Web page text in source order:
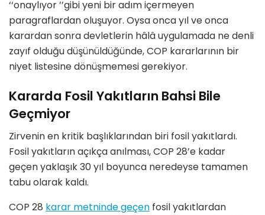
‘‘onaylıyor’’gibi yeni bir adım içermeyen
paragraflardan oluşuyor. Oysa onca yıl ve onca
karardan sonra devletlerin hâlâ uygulamada ne denli
zayıf olduğu düşünüldüğünde, COP kararlarının bir
niyet listesine dönüşmemesi gerekiyor.
Kararda Fosil Yakıtların Bahsi Bile
Geçmiyor
Zirvenin en kritik başlıklarından biri fosil yakıtlardı.
Fosil yakıtların açıkça anılması, COP 28’e kadar
geçen yaklaşık 30 yıl boyunca neredeyse tamamen
tabu olarak kaldı.
COP 28 karar metninde geçen fosil yakıtlardan